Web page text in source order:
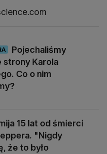
Pojechaliśmy
strony Karola
Co o nim
15 lat od śmierci
"Nigdy
że to było